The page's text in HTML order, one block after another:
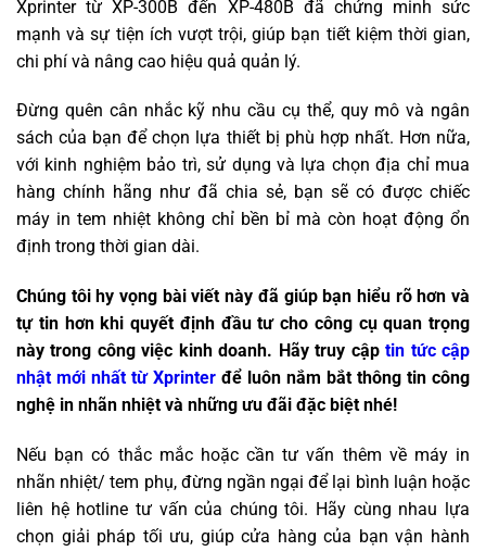
Xprinter từ XP-300B đến XP-480B đã chứng minh sức
mạnh và sự tiện ích vượt trội, giúp bạn tiết kiệm thời gian,
chi phí và nâng cao hiệu quả quản lý.
Đừng quên cân nhắc kỹ nhu cầu cụ thể, quy mô và ngân
sách của bạn để chọn lựa thiết bị phù hợp nhất. Hơn nữa,
với kinh nghiệm bảo trì, sử dụng và lựa chọn địa chỉ mua
hàng chính hãng như đã chia sẻ, bạn sẽ có được chiếc
máy in tem nhiệt không chỉ bền bỉ mà còn hoạt động ổn
định trong thời gian dài.
Chúng tôi hy vọng bài viết này đã giúp bạn hiểu rõ hơn và
tự tin hơn khi quyết định đầu tư cho công cụ quan trọng
này trong công việc kinh doanh. Hãy truy cậptin tức cập
nhật mới nhất từ Xprinter để luôn nắm bắt thông tin công
nghệ in nhãn nhiệt và những ưu đãi đặc biệt nhé!
Nếu bạn có thắc mắc hoặc cần tư vấn thêm về máy in
nhãn nhiệt/ tem phụ, đừng ngần ngại để lại bình luận hoặc
liên hệ hotline tư vấn của chúng tôi. Hãy cùng nhau lựa
chọn giải pháp tối ưu, giúp cửa hàng của bạn vận hành